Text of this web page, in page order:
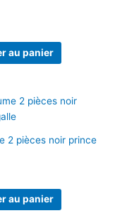
au panier
2 pièces noir prince
au panier